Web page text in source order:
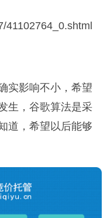
41102764_0.shtml
实影响不小，希望
生，谷歌算法是采
道，希望以后能够